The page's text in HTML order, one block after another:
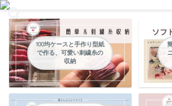
暮らしの中のパッチワークやハンド
100均ケースと手作り型紙
で作る、可愛い刺繍糸の
収納